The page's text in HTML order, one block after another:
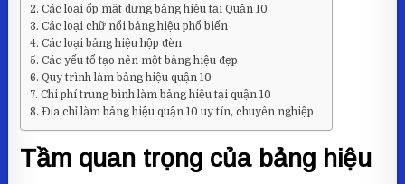
Các loại ốp mặt dựng bảng hiệu tại Quận 10
Các loại chữ nổi bảng hiệu phổ biến
Các loại bảng hiệu hộp đèn
Các yếu tố tạo nên một bảng hiệu đẹp
Quy trình làm bảng hiệu quận 10
Chi phí trung bình làm bảng hiệu tại quận 10
Địa chỉ làm bảng hiệu quận 10 uy tín, chuyên nghiệp
Tầm quan trọng của bảng hiệu